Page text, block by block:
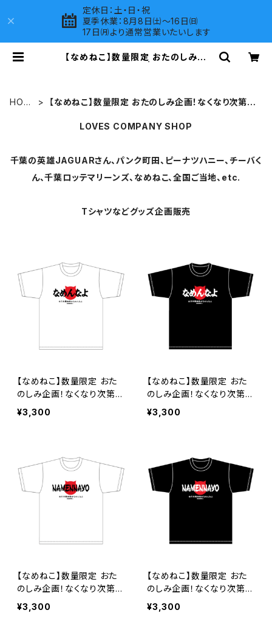
定休日：土・日・祝
夏季休業：8月8日㈯～16日㈰
17日㈪より通常営業いたいします
【なめねこ】数量限定 おたのしみ企
HOM
【なめねこ】数量限定 おたのしみ企画！なくなり次第終
LOVES COMPANY SHOP
千葉の英雄JAGUARさん、パンク町田、ピーナツハニー、チーバく
ん、千葉ロッテマリーンズ、なめねこ、全国ご当地、etc.
Tシャツなどグッズ企画販売
【なめねこ】数量限定 おた
のしみ企画！なくなり次第終
了 なめねこ（なめんなよ）
Tシャツ （White）1
¥3,300
【なめねこ】数量限定 おた
のしみ企画！なくなり次第終
了 なめねこ（なめんなよ）
Tシャツ （Black）1
¥3,300
【なめねこ】数量限定 おた
のしみ企画！なくなり次第終
了 なめねこ（なめんなよ）
Tシャツ （White）2
¥3,300
【なめねこ】数量限定 おた
のしみ企画！なくなり次第終
了 なめねこ（なめんなよ）
Tシャツ （Black）2
¥3,300